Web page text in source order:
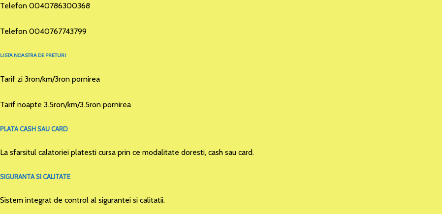
Telefon 0040786300368
Telefon 0040767743799
LISTA NOASTRA DE PRETURI
Tarif zi 3ron/km/3ron pornirea
Tarif noapte 3.5ron/km/3.5ron pornirea
PLATA CASH SAU CARD
La sfarsitul calatoriei platesti cursa prin ce modalitate doresti, cash sau card.
SIGURANTA SI CALITATE
Sistem integrat de control al sigurantei si calitatii.